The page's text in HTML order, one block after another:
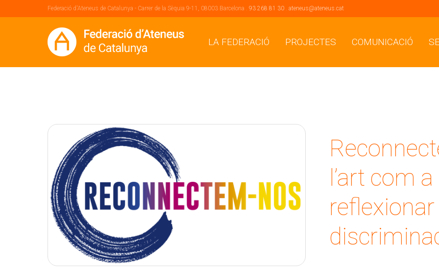
Federació d'Ateneus de Catalunya - Carrer de la Sèquia 9-11, 08003 Barcelona . 93 268 81 30 . ateneus@ateneus.cat
LA FEDERACIÓ PROJECTES COMUNICACIÓ
l’art com